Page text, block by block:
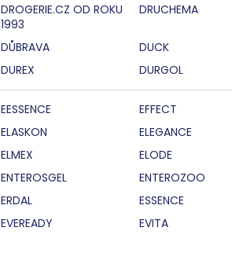
DROGERIE.CZ OD ROKU
1993
DRUCHEMA
DŮBRAVA DUCK
DUREX DURGOL
EESSENCE EFFECT
ELASKON ELEGANCE
ELMEX ELODE
ENTEROSGEL ENTEROZOO
ERDAL ESSENCE
EVEREADY EVITA